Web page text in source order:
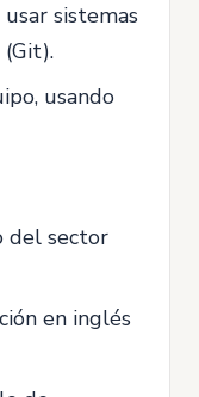
sistemas
usando
del sector
en inglés